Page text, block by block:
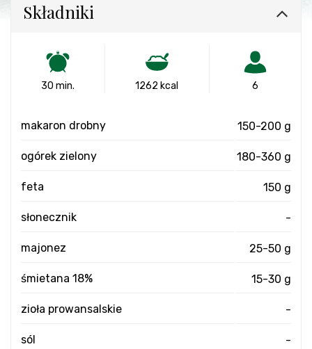
Składniki
30 min. 1262 kcal 6
makaron drobny 150-200 g
ogórek zielony 180-360 g
feta 150 g
słonecznik -
majonez 25-50 g
śmietana 18% 15-30 g
zioła prowansalskie -
sól -